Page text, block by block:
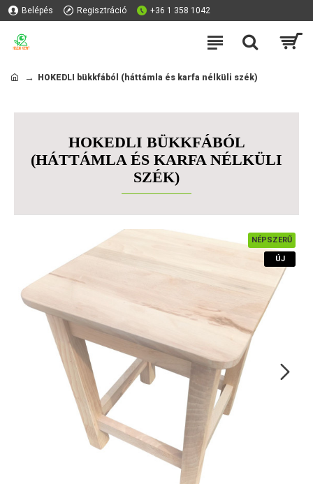
Belépés Regisztráció +36 1 358 1042
HOKEDLI bükkfából (háttámla és karfa nélküli szék)
HOKEDLI BÜKKFÁBÓL
(HÁTTÁMLA ÉS KARFA NÉLKÜLI
SZÉK)
NÉPSZERŰ
ÚJ